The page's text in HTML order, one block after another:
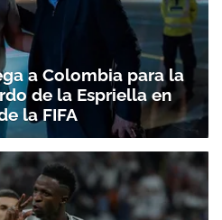
a Colombia para la
de la Espriella en
la FIFA